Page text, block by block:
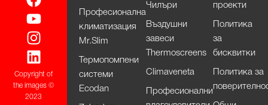
Copyright of
the images ©
2023
Професионална
климатизация
Mr.Slim
Термопомпени
системи
Ecodan
Чилъри
Въздушни
завеси
Thermoscreens
Climaveneta
Професионални
проекти
Политика
за
бисквитки
Политика за